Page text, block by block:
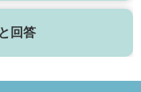
回答